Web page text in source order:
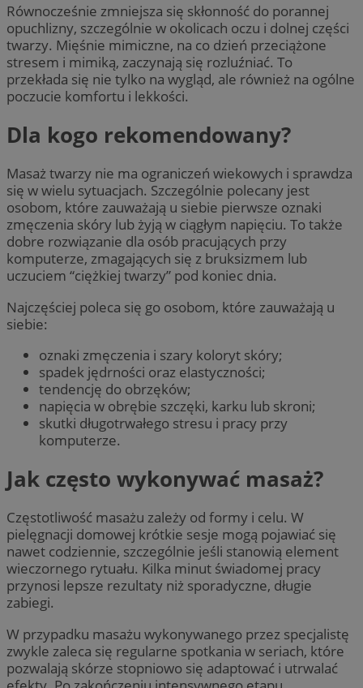
Równocześnie zmniejsza się skłonność do porannej
opuchlizny, szczególnie w okolicach oczu i dolnej części
twarzy. Mięśnie mimiczne, na co dzień przeciążone
stresem i mimiką, zaczynają się rozluźniać. To
przekłada się nie tylko na wygląd, ale również na ogólne
poczucie komfortu i lekkości.
Dla kogo rekomendowany?
Masaż twarzy nie ma ograniczeń wiekowych i sprawdza
się w wielu sytuacjach. Szczególnie polecany jest
osobom, które zauważają u siebie pierwsze oznaki
zmęczenia skóry lub żyją w ciągłym napięciu. To także
dobre rozwiązanie dla osób pracujących przy
komputerze, zmagających się z bruksizmem lub
uczuciem “ciężkiej twarzy” pod koniec dnia.
Najczęściej poleca się go osobom, które zauważają u
siebie:
oznaki zmęczenia i szary koloryt skóry;
spadek jędrności oraz elastyczności;
tendencję do obrzęków;
napięcia w obrębie szczęki, karku lub skroni;
skutki długotrwałego stresu i pracy przy
komputerze.
Jak często wykonywać masaż?
Częstotliwość masażu zależy od formy i celu. W
pielęgnacji domowej krótkie sesje mogą pojawiać się
nawet codziennie, szczególnie jeśli stanowią element
wieczornego rytuału. Kilka minut świadomej pracy
przynosi lepsze rezultaty niż sporadyczne, długie
zabiegi.
W przypadku masażu wykonywanego przez specjalistę
zwykle zaleca się regularne spotkania w seriach, które
pozwalają skórze stopniowo się adaptować i utrwalać